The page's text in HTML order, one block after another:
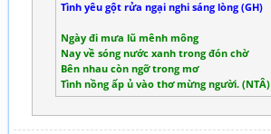
Tình yêu gột rửa ngại nghi sáng lòng (GH)
Ngày đi mưa lũ mênh mông
Nay về sóng nước xanh trong đón chờ
Bên nhau còn ngỡ trong mơ
Tình nồng ấp ủ vào thơ mừng người. (NTÂ)